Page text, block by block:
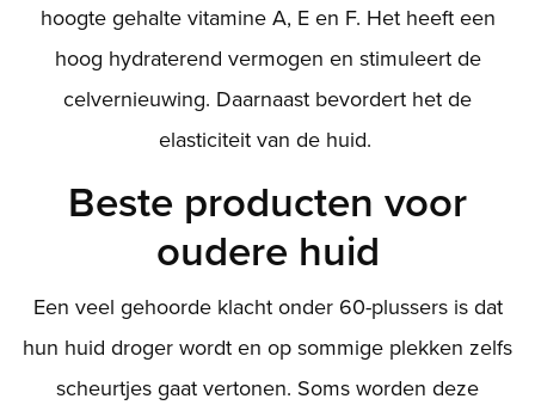
hoogte gehalte vitamine A, E en F. Het heeft een
hoog hydraterend vermogen en stimuleert de
celvernieuwing. Daarnaast bevordert het de
elasticiteit van de huid.
Beste producten voor
oudere huid
Een veel gehoorde klacht onder 60-plussers is dat
hun huid droger wordt en op sommige plekken zelfs
scheurtjes gaat vertonen. Soms worden deze